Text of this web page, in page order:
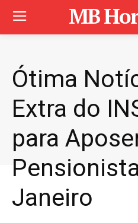
MB
Ótima
Extra do
para
Janeiro